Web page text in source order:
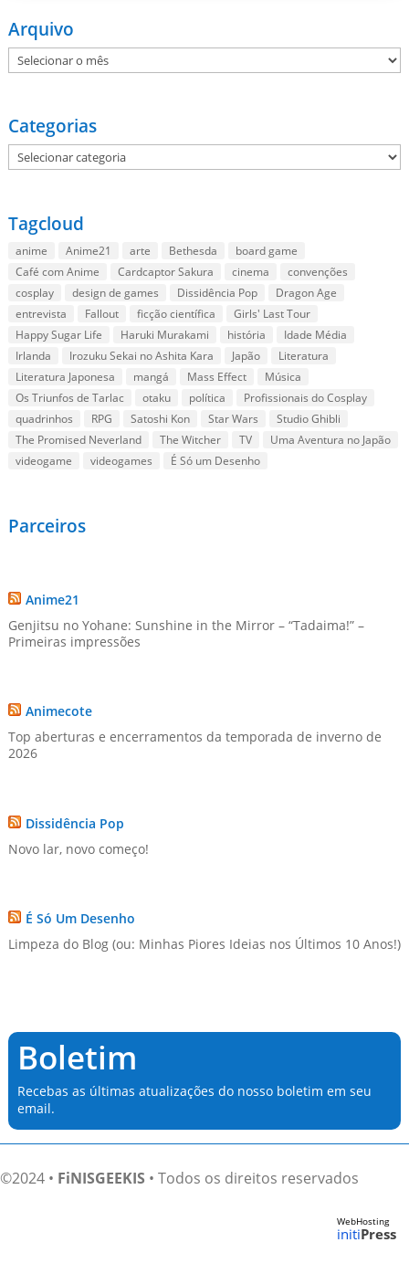
Arquivo
Arquivo
Categorias
Categorias
Tagcloud
anime Anime21 arte Bethesda
board game
Café com Anime
Cardcaptor Sakura cinema
convenções
cosplay
design de games Dissidência Pop
Dragon Age
entrevista
Fallout ficção científica
Girls' Last Tour
Happy Sugar Life
Haruki Murakami história
Idade Média
Irlanda
Irozuku Sekai no Ashita Kara Japão
Literatura
Literatura Japonesa
mangá Mass Effect
Música
Os Triunfos de Tarlac
otaku política
Profissionais do Cosplay
quadrinhos
RPG Satoshi Kon Star Wars
Studio Ghibli
The Promised Neverland
The Witcher TV
Uma Aventura no Japão
videogame
videogames É Só um Desenho
Parceiros
Anime21
Genjitsu no Yohane: Sunshine in the Mirror – “Tadaima!” –
Primeiras impressões
Animecote
Top aberturas e encerramentos da temporada de inverno de
2026
Dissidência Pop
Novo lar, novo começo!
É Só Um Desenho
Limpeza do Blog (ou: Minhas Piores Ideias nos Últimos 10 Anos!)
Boletim
Recebas as últimas atualizações do nosso boletim em seu
email.
©2024 • FiNISGEEKIS • Todos os direitos reservados
WebHosting
initiPress